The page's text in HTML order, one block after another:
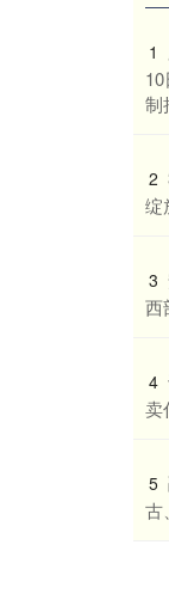
1
制
2
绽
3
西
4
卖
5
古